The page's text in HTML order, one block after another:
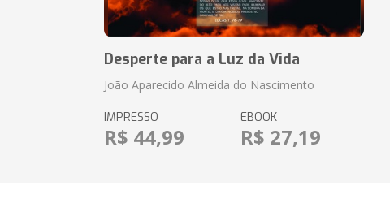
Desperte para a Luz da Vida
João Aparecido Almeida do Nascimento
IMPRESSO
R$ 44,99
EBOOK
R$ 27,19